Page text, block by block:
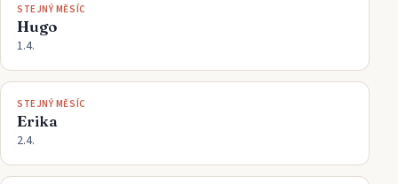
STEJNÝ MĚSÍC
Hugo
1.4.
STEJNÝ MĚSÍC
Erika
2.4.